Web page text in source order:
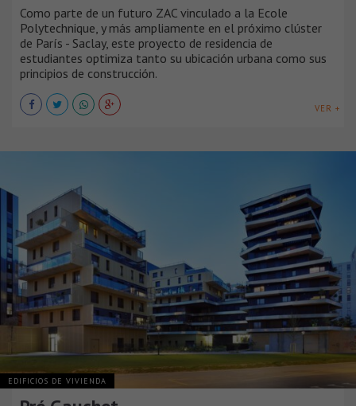
Como parte de un futuro ZAC vinculado a la Ecole
Polytechnique, y más ampliamente en el próximo clúster
de París - Saclay, este proyecto de residencia de
estudiantes optimiza tanto su ubicación urbana como sus
principios de construcción.
VER +
EDIFICIOS DE VIVIENDA